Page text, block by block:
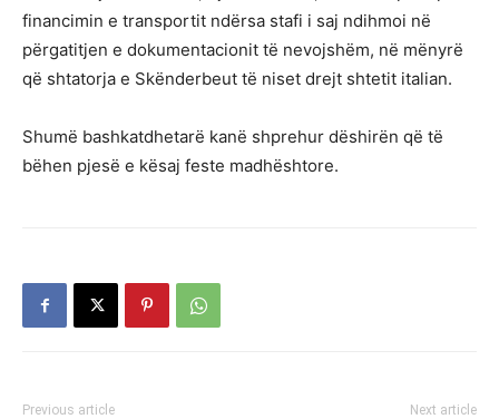
financimin e transportit ndërsa stafi i saj ndihmoi në
përgatitjen e dokumentacionit të nevojshëm, në mënyrë
që shtatorja e Skënderbeut të niset drejt shtetit italian.
Shumë bashkatdhetarë kanë shprehur dëshirën që të
bëhen pjesë e kësaj feste madhështore.
Previous article Next article